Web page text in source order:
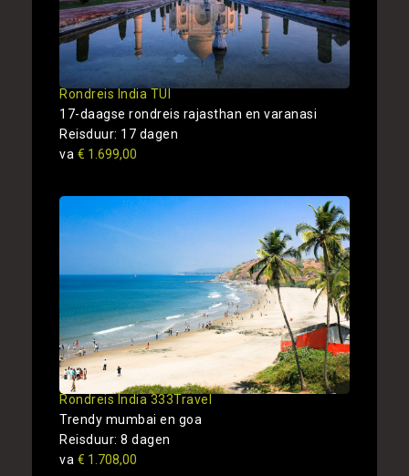
Rondreis India TUI
17-daagse rondreis rajasthan en varanasi
Reisduur: 17 dagen
va € 1.699,00
Rondreis India 333Travel
Trendy mumbai en goa
Reisduur: 8 dagen
va € 1.708,00